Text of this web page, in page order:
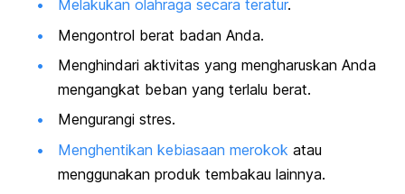
Melakukan olahraga secara teratur.
Mengontrol berat badan Anda.
Menghindari aktivitas yang mengharuskan Anda
mengangkat beban yang terlalu berat.
Mengurangi stres.
Menghentikan kebiasaan merokok atau
menggunakan produk tembakau lainnya.